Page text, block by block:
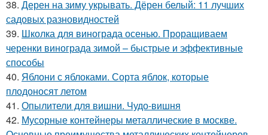
38. Дерен на зиму укрывать. Дёрен белый: 11 лучших
садовых разновидностей
39. Школка для винограда осенью. Проращиваем
черенки винограда зимой – быстрые и эффективные
способы
40. Яблони с яблоками. Сорта яблок, которые
плодоносят летом
41. Опылители для вишни. Чудо-вишня
42. Мусорные контейнеры металлические в москве.